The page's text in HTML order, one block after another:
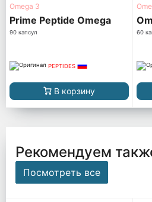
Omega 3
Prime Peptide Omega
90 капсул
PEPTIDES
В корзину
60
Рекомендуем
Посмотреть все